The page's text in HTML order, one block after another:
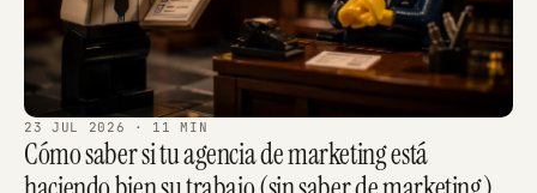
23 JUL 2026 · 11 MIN
Cómo saber si tu agencia de marketing está